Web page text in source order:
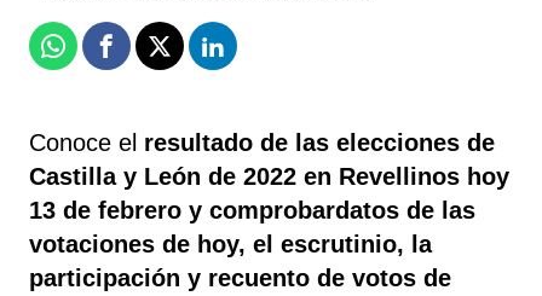
WhatsappFacebook
X Linkedin
Conoce el resultado de las elecciones de
Castilla y León de 2022 en Revellinos hoy
13 de febrero y comprobardatos de las
votaciones de hoy, el escrutinio, la
participación y recuento de votos de